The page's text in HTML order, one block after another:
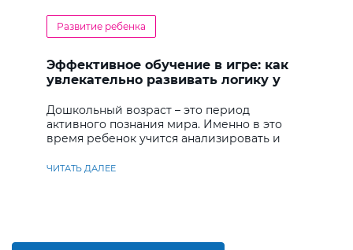
Развитие ребенка
Эффективное обучение в игре: как
увлекательно развивать логику у
Дошкольный возраст – это период
активного познания мира. Именно в это
время ребенок учится анализировать и
ЧИТАТЬ ДАЛЕЕ